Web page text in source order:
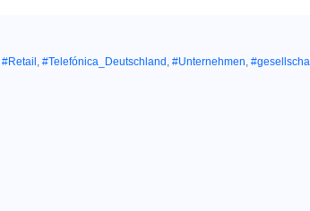
#Retail , #Telefónica_Deutschland , #Unternehmen,